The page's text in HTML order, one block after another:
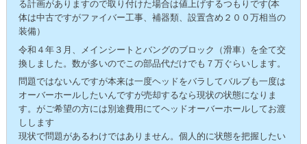
る計画がありますので取り付けた場合は値上げするつもりです(本
体は中古ですがファイバー工事、補器類、設置含め２００万相当の
装備）
令和４年３月、メインシートとバングのブロック（滑車）を全て交
換しました。数が多いのでこの部品代だけでも７万ぐらいします。
問題ではないんですが本来は一度ヘッドをバラしてバルブも一度は
オーバーホールしたいんですが売却するなら現状の状態になりま
す。がご希望の方には別途費用にてヘッドオーバーホールしてお渡
しします
現状で問題があるわけではありません。個人的に状態を把握したい